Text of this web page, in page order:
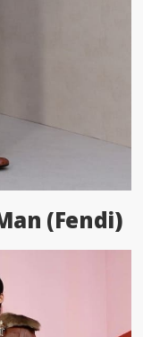
(Fendi)